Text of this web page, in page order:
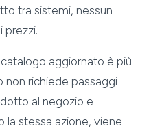
tra sistemi, nessun
prezzi.
aggiornato è più
non richiede passaggi
al negozio e
la stessa azione, viene